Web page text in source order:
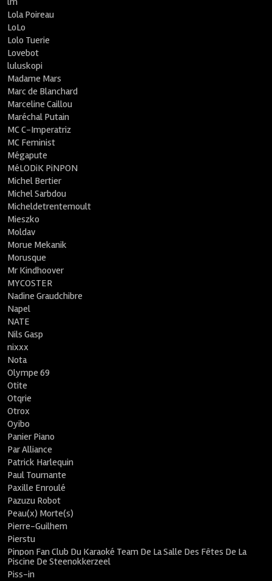
Lola Poireau
LoLo
Lolo Tuerie
Lovebot
luluskopi
Madame Mars
Marc de Blanchard
Marceline Caillou
Maréchal Putain
MC C-Imperatriz
MC Feminist
Mégapute
MéLODiK PiNPON
Michel Bertier
Michel Sarbdou
Micheldetrentemoult
Mieszko
Moldav
Morue Mekanik
Morusque
Mr Kindhoover
MYCOSTER
Nadine Graudchibre
Napel
NATE
Nils Gasp
nixxx
Nota
Olympe 69
Otite
Otqrie
Otrox
Oyibo
Panier Piano
Par Alliance
Patrick Harlequin
Paul Tournante
Paxille Enroulé
Pazuzu Robot
Peau(x) Morte(s)
Pierre-Guilhem
Pierstu
Pinpon Fan Club Du Karaoké Team De La Salle Des Fêtes De La
Piscine De Steenokkerzeel
Piss-in